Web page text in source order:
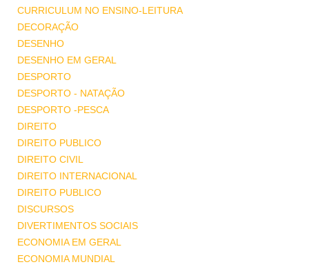
CURRICULUM NO ENSINO-LEITURA
DECORAÇÃO
DESENHO
DESENHO EM GERAL
DESPORTO
DESPORTO - NATAÇÃO
DESPORTO -PESCA
DIREITO
DIREITO PUBLICO
DIREITO CIVIL
DIREITO INTERNACIONAL
DIREITO PUBLICO
DISCURSOS
DIVERTIMENTOS SOCIAIS
ECONOMIA EM GERAL
ECONOMIA MUNDIAL